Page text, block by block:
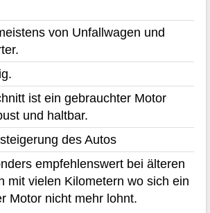
von Unfallwagen und
ist ein gebrauchter Motor
und haltbar.
des Autos
empfehlenswert bei älteren
mit vielen Kilometern wo sich ein
Motor nicht mehr lohnt.